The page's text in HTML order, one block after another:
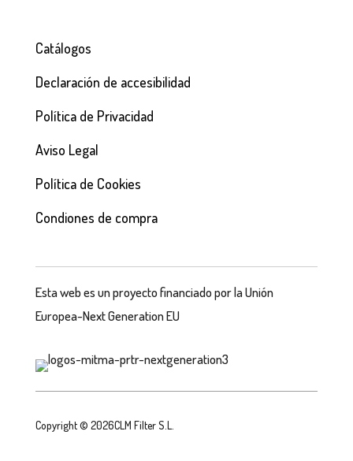
Catálogos
Declaración de accesibilidad
Política de Privacidad
Aviso Legal
Política de Cookies
Condiones de compra
Esta web es un proyecto financiado por la Unión
Europea-Next Generation EU
Copyright © 2026CLM Filter S.L.